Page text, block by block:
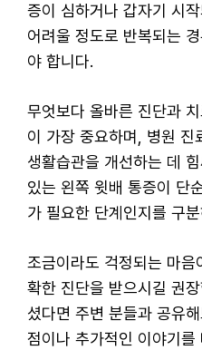
증이 심하거나 갑자기 시
어려울 정도로 반복되는
야 합니다.
무엇보다 올바른 진단과
이 가장 중요하며, 병원 진
생활습관을 개선하는 데
있는 왼쪽 윗배 통증이 단
가 필요한 단계인지를 구
조금이라도 걱정되는 마
확한 진단을 받으시길 권
셨다면 주변 분들과 공유
점이나 추가적인 이야기를